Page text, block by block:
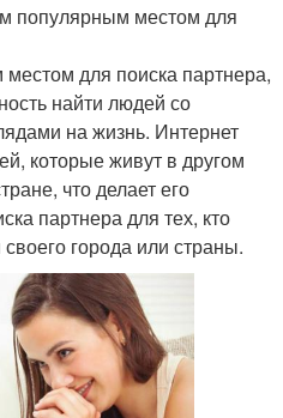
популярным местом для
для поиска партнера,
найти людей со
на жизнь. Интернет
которые живут в другом
что делает его
партнера для тех, кто
города или страны.